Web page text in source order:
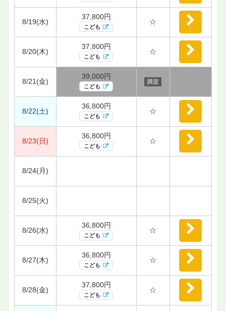
8/19(水)
37,800円
こども
☆
8/20(木)
37,800円
こども
☆
8/21(金)
39,000円
こども
満室
8/22(土)
36,800円
こども
☆
8/23(日)
36,800円
こども
☆
8/24(月)
8/25(火)
8/26(水)
36,800円
こども
☆
8/27(木)
36,800円
こども
☆
8/28(金)
37,800円
こども
☆